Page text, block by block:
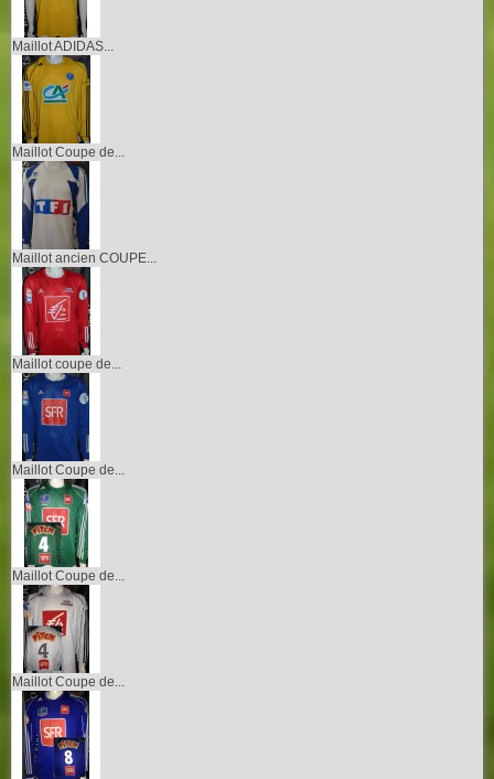
Maillot ADIDAS...
Maillot Coupe de...
Maillot ancien COUPE...
Maillot coupe de...
Maillot Coupe de...
Maillot Coupe de...
Maillot Coupe de...